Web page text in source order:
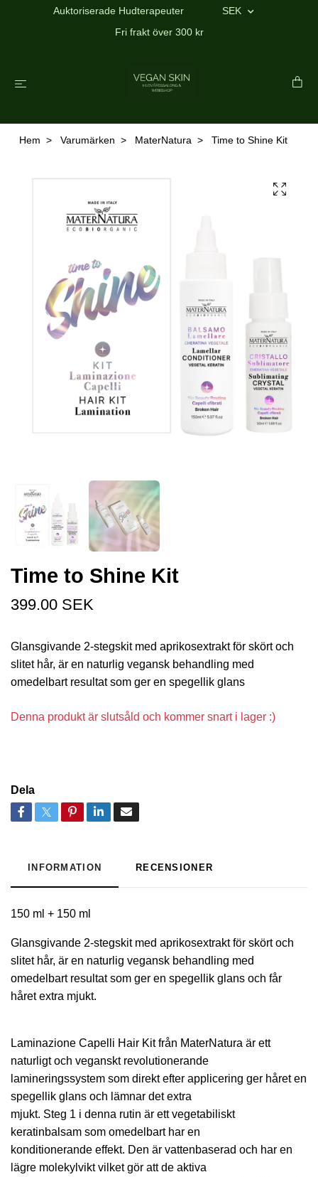
Auktoriserade Hudterapeuter
SEK
Fri frakt över 300 kr
Hem Varumärken MaterNatura Time to Shine Kit
Time to Shine Kit
399.00 SEK
Glansgivande 2-stegskit med aprikosextrakt för skört och
slitet hår, är en naturlig vegansk behandling med
omedelbart resultat som ger en spegellik glans
Denna produkt är slutsåld och kommer snart i lager :)
Dela
INFORMATION RECENSIONER
150 ml + 150 ml
Glansgivande 2-stegskit med aprikosextrakt för skört och
slitet hår, är en naturlig vegansk behandling med
omedelbart resultat som ger en spegellik glans och får
håret extra mjukt.
Laminazione Capelli Hair Kit från MaterNatura är ett
naturligt och veganskt revolutionerande
lamineringssystem som direkt efter applicering ger håret en
spegellik glans och lämnar det extra
mjukt. Steg 1 i denna rutin är ett vegetabiliskt
keratinbalsam som omedelbart har en
konditionerande effekt. Den är vattenbaserad och har en
lägre molekylvikt vilket gör att de aktiva